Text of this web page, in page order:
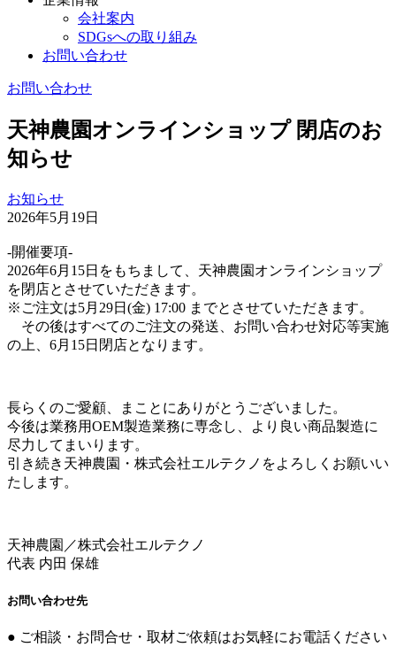
会社案内
SDGsへの取り組み
お問い合わせ
お問い合わせ
天神農園オンラインショップ 閉店のお
知らせ
お知らせ
2026年5月19日
-開催要項-
2026年6月15日をもちまして、天神農園オンラインショップ
を閉店とさせていただきます。
※ご注文は5月29日(金) 17:00 までとさせていただきます。
その後はすべてのご注文の発送、お問い合わせ対応等実施
の上、6月15日閉店となります。
長らくのご愛顧、まことにありがとうございました。
今後は業務用OEM製造業務に専念し、より良い商品製造に
尽力してまいります。
引き続き天神農園・株式会社エルテクノをよろしくお願いい
たします。
天神農園／株式会社エルテクノ
代表 内田 保雄
お問い合わせ先
● ご相談・お問合せ・取材ご依頼はお気軽にお電話ください